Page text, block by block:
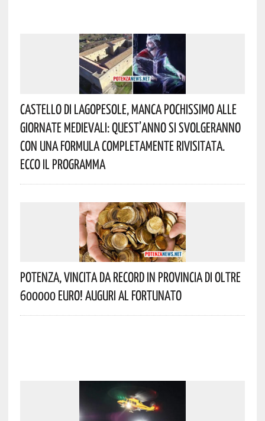
Castello Di Lagopesole, Manca Pochissimo Alle
Giornate Medievali: Quest’anno Si Svolgeranno
Con Una Formula Completamente Rivisitata.
Ecco Il Programma
Potenza, Vincita Da Record In Provincia Di Oltre
600000 Euro! Auguri Al Fortunato